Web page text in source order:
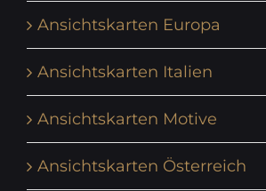
Ansichtskarten Europa
Ansichtskarten Italien
Ansichtskarten Motive
Ansichtskarten Österreich